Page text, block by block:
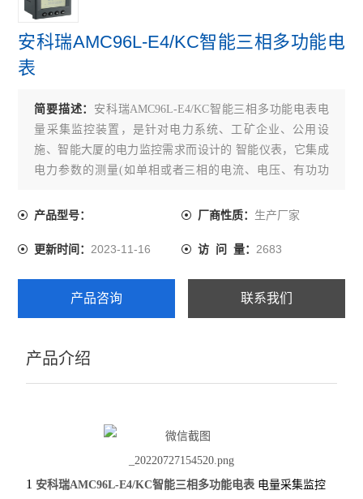
实时在线测温监控系统 配电房温度监控设备
多功能三相可编程电力测控仪表
无源无线测温传感器ct感应取电
ARTM-8智能温度巡检仪
数据采集传输仪
安科瑞AMC96L-E4/KC智能三相多功能电
表
简要描述： 安科瑞AMC96L-E4/KC智能三相多功能电表电
量采集监控装置，是针对电力系统、工矿企业、公用设
施、智能大厦的电力监控需求而设计的 智能仪表，它集成
电力参数的测量(如单相或者三相的电流、电压、有功功
和考核管理
产品型号： 厂商性质： 生产厂家
更新时间：2023-11-16 访 问 量： 2683
产品咨询 联系我们
产品介绍
1 安科瑞AMC96L-E4/KC智能三相多功能电表 电量采集监控